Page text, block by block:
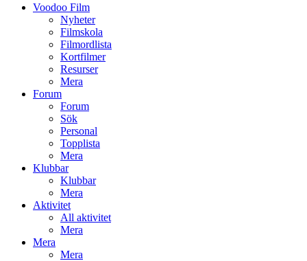
Voodoo Film
Nyheter
Filmskola
Filmordlista
Kortfilmer
Resurser
Mera
Forum
Forum
Sök
Personal
Topplista
Mera
Klubbar
Klubbar
Mera
Aktivitet
All aktivitet
Mera
Mera
Mera